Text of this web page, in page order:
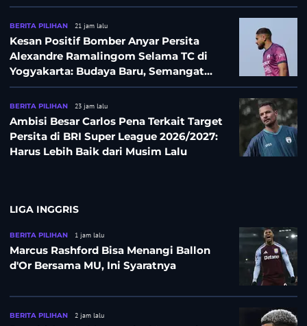
BERITA PILIHAN 21 jam lalu
Kesan Positif Bomber Anyar Persita
Alexandre Ramalingom Selama TC di
Yogyakarta: Budaya Baru, Semangat
Baru!
BERITA PILIHAN 23 jam lalu
Ambisi Besar Carlos Pena Terkait Target
Persita di BRI Super League 2026/2027:
Harus Lebih Baik dari Musim Lalu
LIGA INGGRIS
BERITA PILIHAN 1 jam lalu
Marcus Rashford Bisa Menangi Ballon
d'Or Bersama MU, Ini Syaratnya
BERITA PILIHAN 2 jam lalu